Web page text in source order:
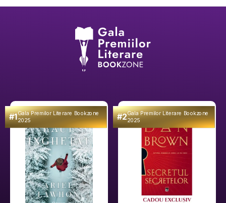
#1Gala Premilor Literare Bookzone
2025 #2Gala Premilor Literare Bookzone
2025